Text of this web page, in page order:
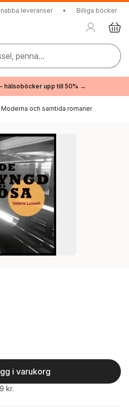
leveranser • Billiga böcker
penna...
hälsoböcker upp till 50% →
Moderna och samtida romaner
röster:
i varukorg
kr.